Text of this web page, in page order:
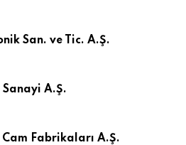
San. ve Tic. A.Ş.
A.Ş.
Cam Fabrikaları A.Ş.